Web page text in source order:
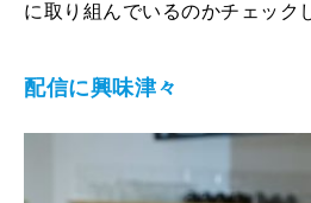
に取り組んでいるのかチェック
配信に興味津々